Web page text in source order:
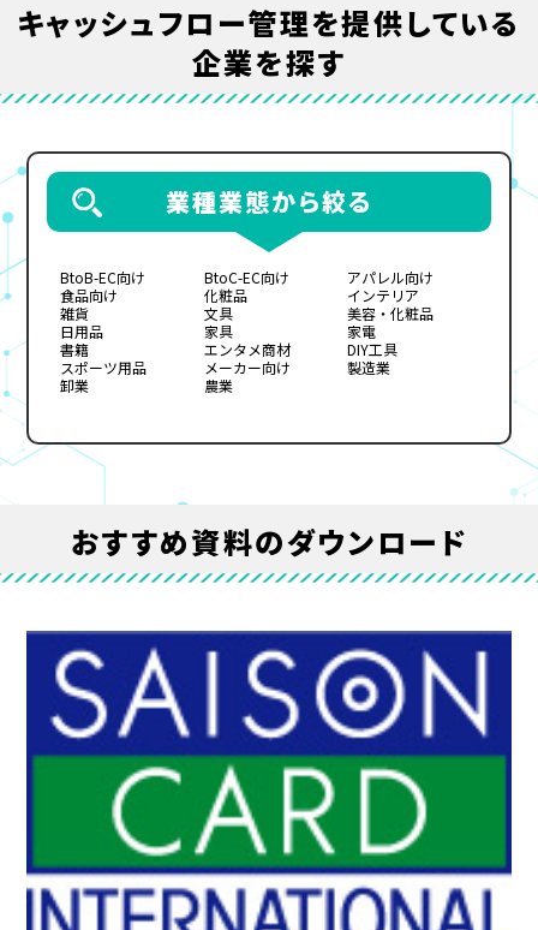
キャッシュフロー管理を提供している
企業を探す
業種業態から絞る
BtoB-EC向け BtoC-EC向け
アパレル向け
食品向け
化粧品
インテリア
雑貨
文具
美容・化粧品
日用品
家具
家電
書籍
エンタメ商材
DIY工具
スポーツ用品
メーカー向け
製造業
卸業
農業
おすすめ資料のダウンロード